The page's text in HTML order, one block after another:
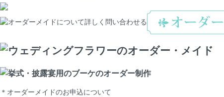
＊オーダーメイドのお申込について